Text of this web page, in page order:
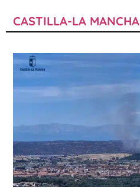
CASTILLA-LA MANCHA